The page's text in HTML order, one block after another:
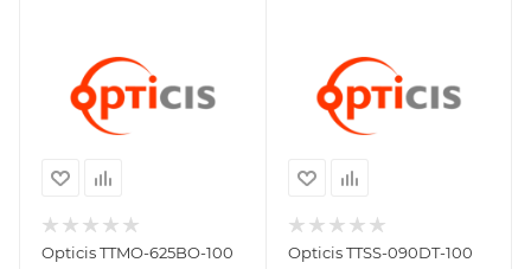
Opticis TTMO-625BO-100 Opticis TTSS-090DT-100